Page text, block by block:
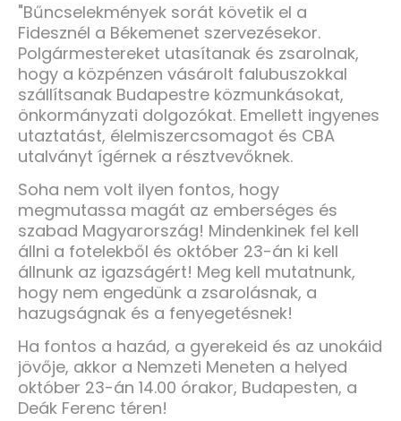
"Bűncselekmények sorát követik el a
Fidesznél a Békemenet szervezésekor.
Polgármestereket utasítanak és zsarolnak,
hogy a közpénzen vásárolt falubuszokkal
szállítsanak Budapestre közmunkásokat,
önkormányzati dolgozókat. Emellett ingyenes
utaztatást, élelmiszercsomagot és CBA
utalványt ígérnek a résztvevőknek.
Soha nem volt ilyen fontos, hogy
megmutassa magát az emberséges és
szabad Magyarország! Mindenkinek fel kell
állni a fotelekből és október 23-án ki kell
állnunk az igazságért! Meg kell mutatnunk,
hogy nem engedünk a zsarolásnak, a
hazugságnak és a fenyegetésnek!
Ha fontos a hazád, a gyerekeid és az unokáid
jövője, akkor a Nemzeti Meneten a helyed
október 23-án 14.00 órakor, Budapesten, a
Deák Ferenc téren!